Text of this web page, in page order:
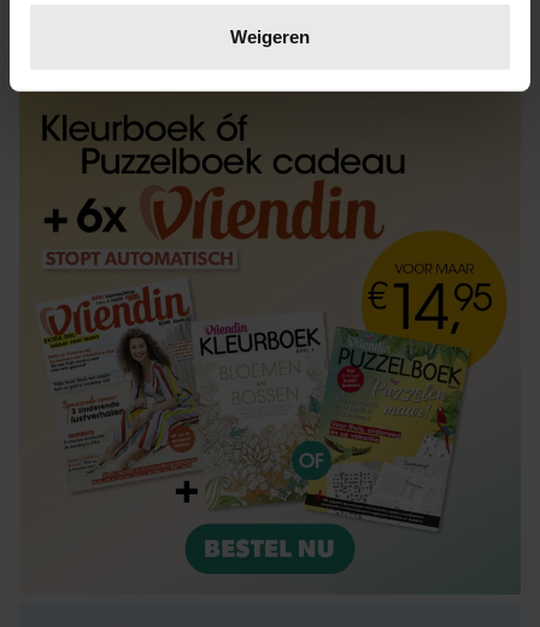
verwerkt en stel uw voorkeuren in het
intrekken in de Cookieverklaring.
We gebruiken cookies om content en advertenties te
personaliseren, om functies voor social media te bieden
en om ons websiteverkeer te analyseren. Ook delen we
informatie over uw gebruik van onze site met onze
partners voor social media, adverteren en analyse. Deze
partners kunnen deze gegevens combineren met andere
informatie die u aan ze heeft verstrekt of die ze hebben
verzameld op basis van uw gebruik van hun services. U
gaat akkoord met onze cookies als u onze website blijft
gebruiken.
Weigeren